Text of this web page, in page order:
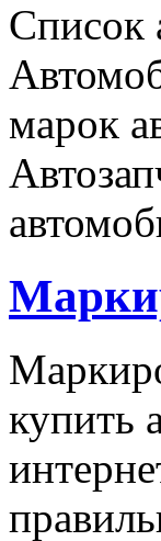
Список
марок
купить